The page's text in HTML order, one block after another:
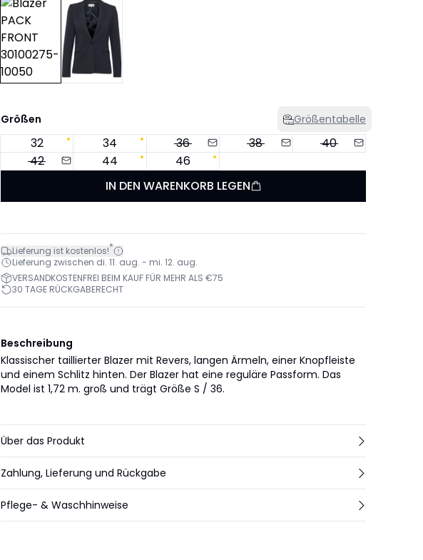
Größen Größentabelle
32 34 36 38
40
42
44
46
IN DEN WARENKORB LEGEN
Lieferung ist kostenlos!*
Lieferung zwischen di. 11. aug. - mi. 12. aug.
VERSANDKOSTENFREI BEIM KAUF FÜR MEHR ALS €75
30 TAGE RÜCKGABERECHT
Beschreibung
Klassischer taillierter Blazer mit Revers, langen Ärmeln, einer Knopfleiste
und einem Schlitz hinten. Der Blazer hat eine reguläre Passform. Das
Model ist 1,72 m. groß und trägt Größe S / 36.
Über das Produkt
Zahlung, Lieferung und Rückgabe
Pflege- & Waschhinweise